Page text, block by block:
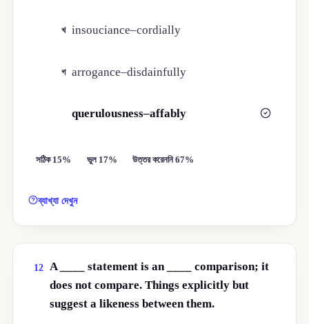
খ insouciance–cordially
গ arrogance–disdainfully
querulousness–affably
সঠিক 15% ভুল 17% উত্তর করেননি 67%
ব্যাখ্যা দেখুন
12
A ____ statement is an ____ comparison; it
does not compare. Things explicitly but
suggest a likeness between them.